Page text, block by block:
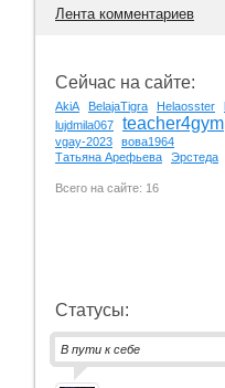
Лента комментариев
Сейчас на сайте:
AkiA BelajaTigra Helaosster
lujdmila067
teacher4gym
vgay-2023
вова1964
Татьяна Арефьева
Эрстеда
Всего на сайте: 16
Статусы:
В пути к себе